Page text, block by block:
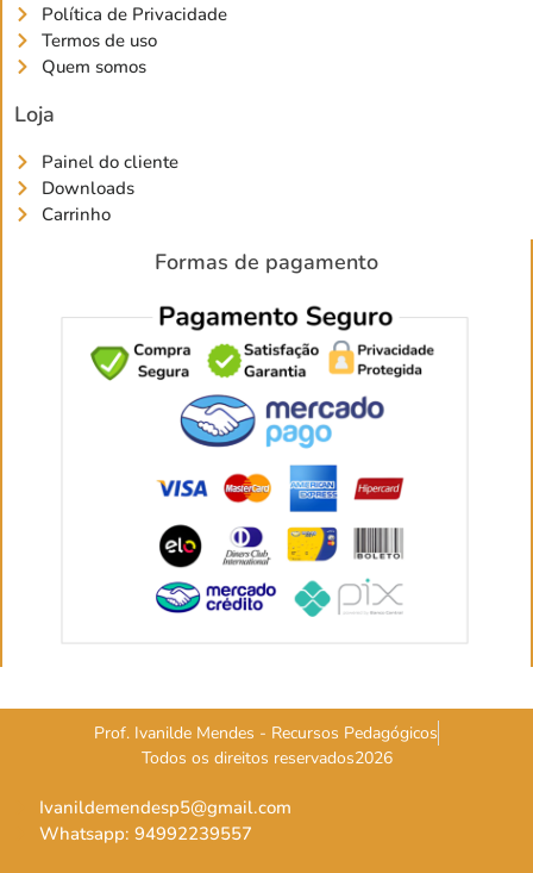
Política de Privacidade
Termos de uso
Quem somos
Loja
Painel do cliente
Downloads
Carrinho
Formas de pagamento
Prof. Ivanilde Mendes - Recursos Pedagógicos
Todos os direitos reservados2026
Ivanildemendesp5@gmail.com
Whatsapp: 94992239557